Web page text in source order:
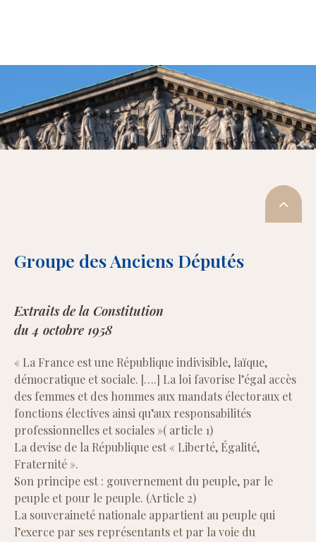
Groupe des Anciens Députés
Extraits de la Constitution
du 4 octobre 1958
« La France est une République indivisible, laïque,
démocratique et sociale. [….] La loi favorise l’égal accès
des femmes et des hommes aux mandats électoraux et
fonctions électives ainsi qu’aux responsabilités
professionnelles et sociales »( article 1)
La devise de la République est « Liberté, Égalité,
Fraternité ».
Son principe est : gouvernement du peuple, par le
peuple et pour le peuple. (Article 2)
La souveraineté nationale appartient au peuple qui
l’exerce par ses représentants et par la voie du